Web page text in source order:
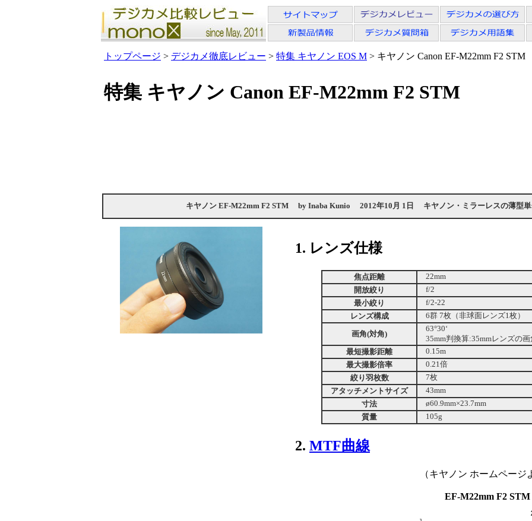
トップページ > デジカメ徹底レビュー > 特集 キヤノン EOS M > キヤノン Canon EF-M22mm F2 STM
特集 キヤノン Canon EF-M22mm F2 STM
キヤノン EF-M22mm F2 STMby Inaba Kunio 2012年10月 1日 キヤノン・ミラーレスの薄型
1. レンズ仕様
焦点距離 22mm
開放絞り f/2
最小絞り f/2-22
レンズ構成 6群 7枚（非球面レンズ1枚）
画角(対角)
63°30‘
35mm判換算:35mmレンズの
最短撮影距離 0.15m
最大撮影倍率 0.21倍
絞り羽枚数 7枚
アタッチメントサイズ 43mm
寸法 ø60.9mm×23.7mm
質量 105g
2. MTF曲線
（キヤノン ホームページ
EF-M22mm F2 STM